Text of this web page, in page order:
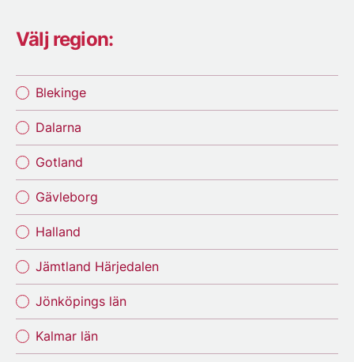
Välj region:
Blekinge
Dalarna
Gotland
Gävleborg
Halland
Jämtland Härjedalen
Jönköpings län
Kalmar län